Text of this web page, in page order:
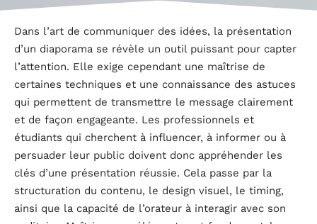
Dans l’art de communiquer des idées, la présentation
d’un diaporama se révèle un outil puissant pour capter
l’attention. Elle exige cependant une maîtrise de
certaines techniques et une connaissance des astuces
qui permettent de transmettre le message clairement
et de façon engageante. Les professionnels et
étudiants qui cherchent à influencer, à informer ou à
persuader leur public doivent donc appréhender les
clés d’une présentation réussie. Cela passe par la
structuration du contenu, le design visuel, le timing,
ainsi que la capacité de l’orateur à interagir avec son